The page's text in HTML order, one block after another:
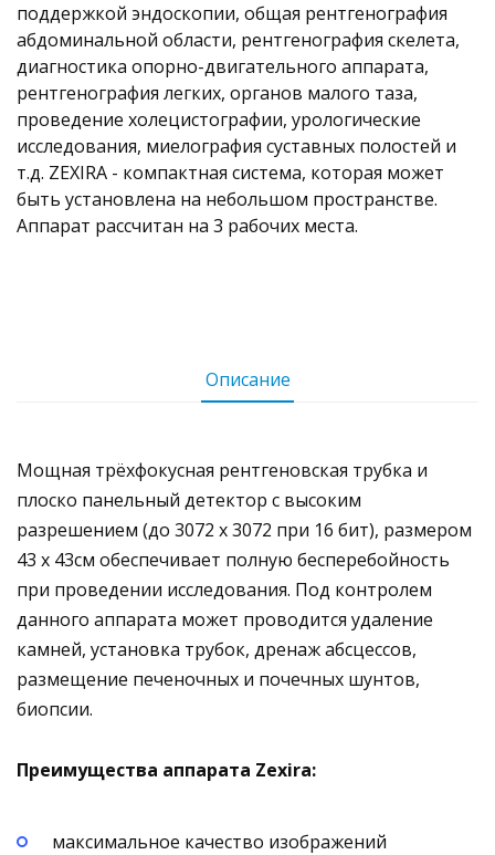
поддержкой эндоскопии, общая рентгенография
абдоминальной области, рентгенография скелета,
диагностика опорно-двигательного аппарата,
рентгенография легких, органов малого таза,
проведение холецистографии, урологические
исследования, миелография суставных полостей и
т.д. ZEXIRA - компактная система, которая может
быть установлена на небольшом пространстве.
Аппарат рассчитан на 3 рабочих места.
Описание
Мощная трёхфокусная рентгеновская трубка и
плоско панельный детектор с высоким
разрешением (до 3072 х 3072 при 16 бит), размером
43 х 43см обеспечивает полную бесперебойность
при проведении исследования. Под контролем
данного аппарата может проводится удаление
камней, установка трубок, дренаж абсцессов,
размещение печеночных и почечных шунтов,
биопсии.
Преимущества аппарата Zexira:
максимальное качество изображений